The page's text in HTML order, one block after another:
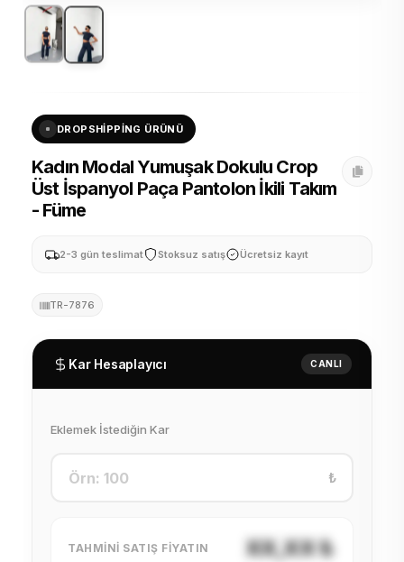
DROPSHIPPING ÜRÜNÜ
Kadın Modal Yumuşak Dokulu Crop
Üst İspanyol Paça Pantolon İkili Takım
- Füme
2-3 gün teslimat Stoksuz satış Ücretsiz kayıt
TR-7876
Kar Hesaplayıcı CANLI
Eklemek İstediğin Kar
₺
TAHMINI SATIŞ FIYATIN XX,XX ₺